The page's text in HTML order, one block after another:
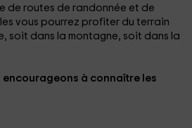
de routes de randonnée et de
vous pourrez profiter du terrain
soit dans la montagne, soit dans la
encourageons à connaître les